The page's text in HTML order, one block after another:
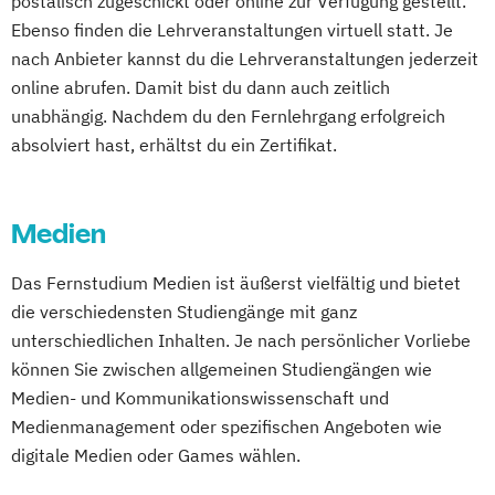
Geprüfte:r Wirtschaftsfachwirt:in (IHK)
Gesunde Führung GesundheitsCoaching
Gesundheitsbetriebswirt:in
Golfbetriebsmanagement Golfsekretär:in
Hotelbetriebswirt:in
Konditionstraining für Pferde
Küchenleiter:in
Manager:in für Gesundheit im Betrieb
Manager:in im Pferdesport
Medizinisches Fitnesstraining
Digital User Experience (M. Sc.) 3 oder 4
Semester
Digitale Transformation kompakt
Digitales Energiemanagement
Elektrische und hybride Antriebe
Elektrotechnik
Energieerzeugung aus Biomasse
Energieingenieurwesen
Energiespeichertechnik
Energiewirtschaft und -management
Ebenso finden die Lehrveranstaltungen virtuell statt. Je
nach Anbieter kannst du die Lehrveranstaltungen jederzeit
online abrufen. Damit bist du dann auch zeitlich
unabhängig. Nachdem du den Fernlehrgang erfolgreich
absolviert hast, erhältst du ein Zertifikat.
Medien
Das Fernstudium Medien ist äußerst vielfältig und bietet
die verschiedensten Studiengänge mit ganz
unterschiedlichen Inhalten. Je nach persönlicher Vorliebe
können Sie zwischen allgemeinen Studiengängen wie
Medien- und Kommunikationswissenschaft und
Medienmanagement oder spezifischen Angeboten wie
digitale Medien oder Games wählen.